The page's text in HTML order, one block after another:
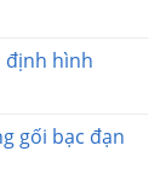
định hình
gối bạc đạn